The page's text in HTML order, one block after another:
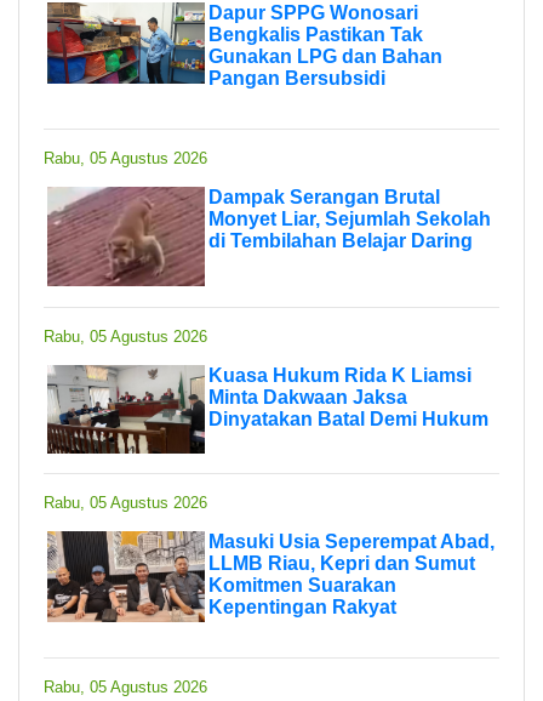
Dapur SPPG Wonosari
Bengkalis Pastikan Tak
Gunakan LPG dan Bahan
Pangan Bersubsidi
Rabu, 05 Agustus 2026
Dampak Serangan Brutal
Monyet Liar, Sejumlah Sekolah
di Tembilahan Belajar Daring
Rabu, 05 Agustus 2026
Kuasa Hukum Rida K Liamsi
Minta Dakwaan Jaksa
Dinyatakan Batal Demi Hukum
Rabu, 05 Agustus 2026
Masuki Usia Seperempat Abad,
LLMB Riau, Kepri dan Sumut
Komitmen Suarakan
Kepentingan Rakyat
Rabu, 05 Agustus 2026